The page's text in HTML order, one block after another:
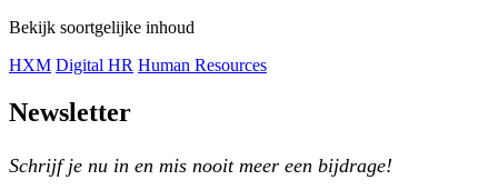
Bekijk soortgelijke inhoud
HXM Digital HR Human Resources
Newsletter
Schrijf je nu in en mis nooit meer een bijdrage!